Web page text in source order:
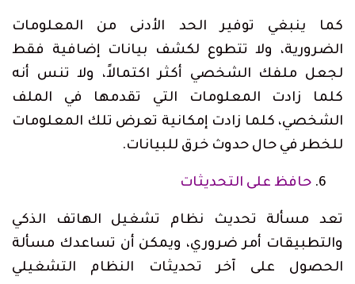
كما ينبغي توفير الحد الأدنى من المعلومات
الضرورية، ولا تتطوع لكشف بيانات إضافية فقط
لجعل ملفك الشخصي أكثر اكتمالاً، ولا تنس أنه
كلما زادت المعلومات التي تقدمها في الملف
الشخصي، كلما زادت إمكانية تعرض تلك المعلومات
للخطر في حال حدوث خرق للبيانات.
حافظ على التحديثات
تعد مسألة تحديث نظام تشغيل الهاتف الذكي
والتطبيقات أمر ضروري، ويمكن أن تساعدك مسألة
الحصول على آخر تحديثات النظام التشغيلي